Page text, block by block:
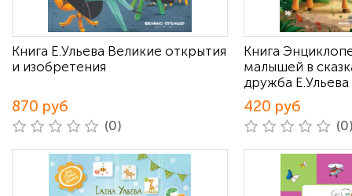
Книга Е.Ульева Великие открытия
и изобретения
870 руб
(0)
Книга
малышей в
дружба Е.Ульева
420 руб